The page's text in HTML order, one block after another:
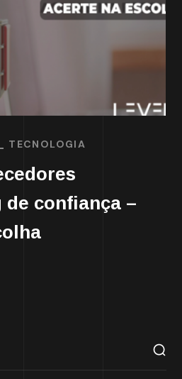
TECNOLOGIA
confiança –